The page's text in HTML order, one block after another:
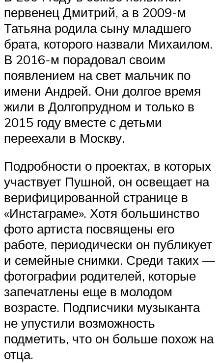
первенец Дмитрий, а в 2009-м
Татьяна родила сыну младшего
брата, которого назвали Михаилом.
В 2016-м порадовал своим
появлением на свет мальчик по
имени Андрей. Они долгое время
жили в Долгопрудном и только в
2015 году вместе с детьми
переехали в Москву.
Подробности о проектах, в которых
участвует Пушной, он освещает на
верифицированной странице в
«Инстаграме». Хотя большинство
фото артиста посвящены его
работе, периодически он публикует
и семейные снимки. Среди таких —
фотографии родителей, которые
запечатлены еще в молодом
возрасте. Подписчики музыканта
не упустили возможность
подметить, что он больше похож на
отца.